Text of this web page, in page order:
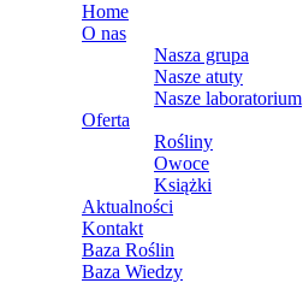
Home
O nas
Nasza grupa
Nasze atuty
Nasze laboratorium
Oferta
Rośliny
Owoce
Książki
Aktualności
Kontakt
Baza Roślin
Baza Wiedzy